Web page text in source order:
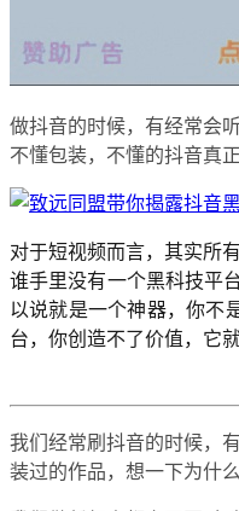
做抖音的时候，有经常会
不懂包装，不懂的抖音真
对于短视频而言，其实所
谁手里没有一个黑科技平
以说就是一个神器，你不
台，你创造不了价值，它
我们经常刷抖音的时候，
装过的作品，想一下为什